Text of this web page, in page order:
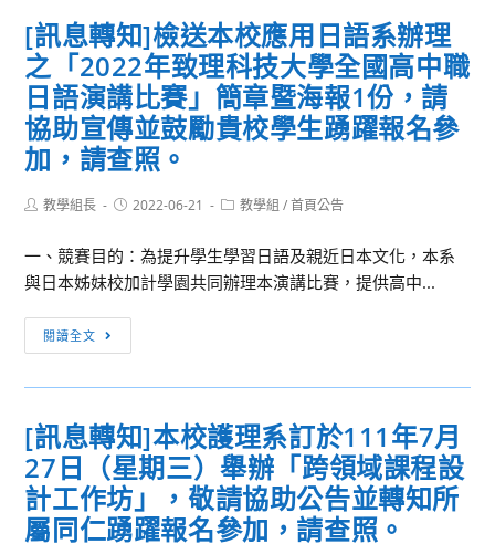
照。
學
期
跨
領
域
探
與
實
作
課
程
「跨
展
開-
校
園
飲
檢
送
本
校
辦
理
教
師
工
素
養
導
向
課
[訊息轉知]檢送本校應用日語系辦理
之「2022年致理科技大學全國高中職
日語演講比賽」簡章暨海報1份，請
協助宣傳並鼓勵貴校學生踴躍報名參
加，請查照。
Post教學組長
Post2022-06-21
Post教學組 / 首頁公告
一、競賽目的：為提升學生學習日語及親近日本文化，本系
與日本姊妹校加計學園共同辦理本演講比賽，提供高中...
閱讀全文
息
轉
檢
送
本
校
[訊息轉知]本校護理系訂於111年7月
27日（星期三）舉辦「跨領域課程設
計工作坊」，敬請協助公告並轉知所
屬同仁踴躍報名參加，請查照。